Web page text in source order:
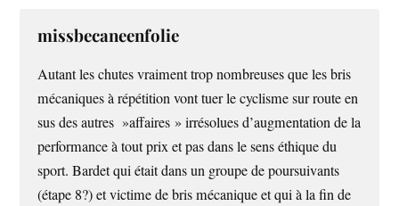
missbecaneenfolie
Autant les chutes vraiment trop nombreuses que les bris
mécaniques à répétition vont tuer le cyclisme sur route en
sus des autres »affaires » irrésolues d’augmentation de la
performance à tout prix et pas dans le sens éthique du
sport. Bardet qui était dans un groupe de poursuivants
(étape 8?) et victime de bris mécanique et qui à la fin de